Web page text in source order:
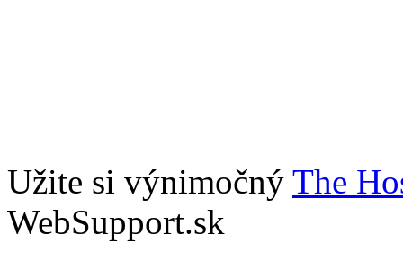
Užite si výnimočný The
WebSupport.sk